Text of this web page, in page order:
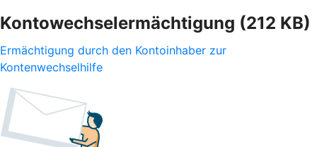
Kontowechselermächtigung (212 KB)
Ermächtigung durch den Kontoinhaber zur
Kontenwechselhilfe